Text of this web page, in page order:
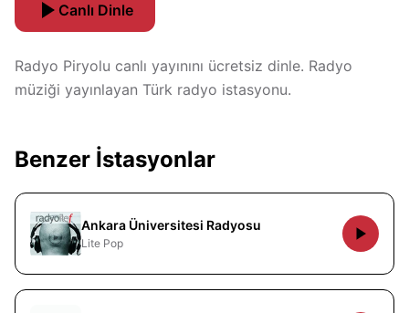
Canlı Dinle
Radyo Piryolu canlı yayınını ücretsiz dinle. Radyo
müziği yayınlayan Türk radyo istasyonu.
Benzer İstasyonlar
Ankara Üniversitesi Radyosu
Lite Pop